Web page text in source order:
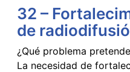
32 –
de
¿Qué problema
La necesidad de